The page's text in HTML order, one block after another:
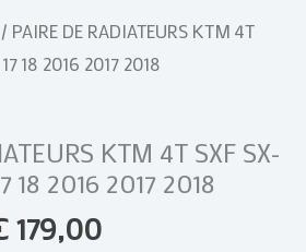
/ PAIRE DE RADIATEURS KTM 4T
18 2016 2017 2018
KTM 4T SXF SX-
18 2016 2017 2018
179,00